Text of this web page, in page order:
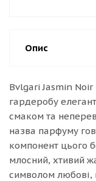
Опис
Bvlgari Jasmin
гардеробу
смаком та
назва парфуму
компонент цього
млосний, хтивий
символом любові,